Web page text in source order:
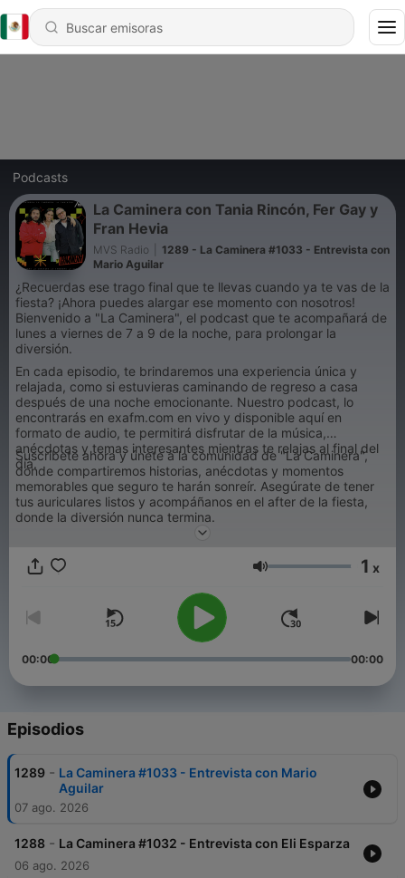
Podcasts
La Caminera con Tania Rincón, Fer Gay y
Fran Hevia
MVS Radio
1289 - La Caminera #1033 - Entrevista con
Mario Aguilar
¿Recuerdas ese trago final que te llevas cuando ya te vas de la
fiesta? ¡Ahora puedes alargar ese momento con nosotros!
Bienvenido a "La Caminera", el podcast que te acompañará de
lunes a viernes de 7 a 9 de la noche, para prolongar la
diversión.
En cada episodio, te brindaremos una experiencia única y
relajada, como si estuvieras caminando de regreso a casa
después de una noche emocionante. Nuestro podcast, lo
encontrarás en exafm.com en vivo y disponible aquí en
formato de audio, te permitirá disfrutar de la música,
anécdotas y temas interesantes mientras te relajas al final del
día.
Suscríbete ahora y únete a la comunidad de "La Caminera",
donde compartiremos historias, anécdotas y momentos
memorables que seguro te harán sonreír. Asegúrate de tener
tus auriculares listos y acompáñanos en el after de la fiesta,
donde la diversión nunca termina.
Volumen 1 x
00:00 00:00
Episodios
1289 - La Caminera #1033 - Entrevista con Mario
Aguilar
07 ago. 2026
1288 - La Caminera #1032 - Entrevista con Eli Esparza
06 ago. 2026